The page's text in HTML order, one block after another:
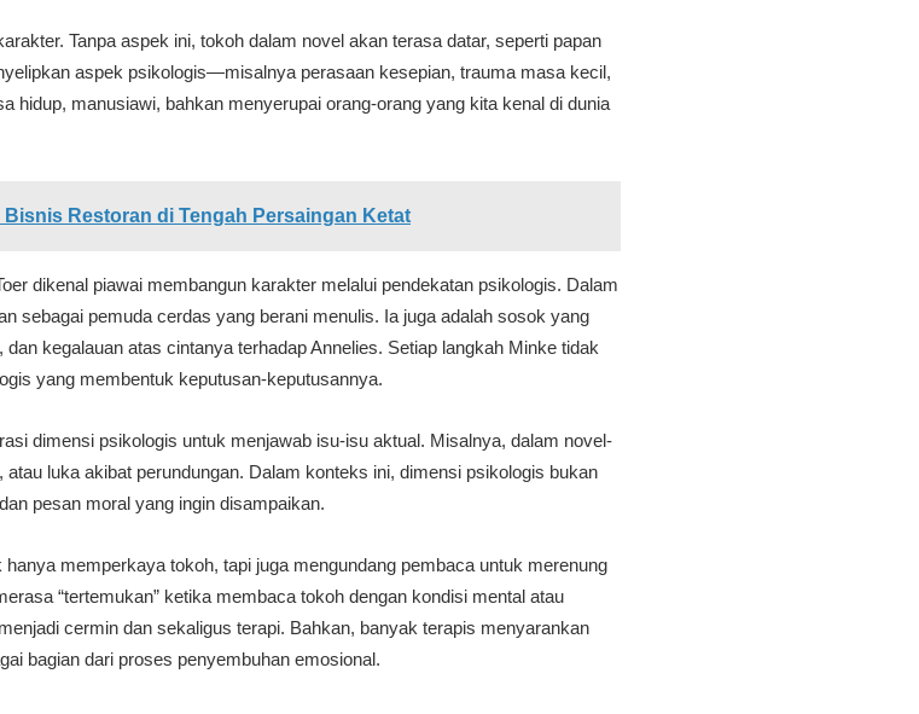
Tanpa aspek ini, tokoh dalam novel akan terasa datar, seperti papan
aspek psikologis—misalnya perasaan kesepian, trauma masa kecil,
manusiawi, bahkan menyerupai orang-orang yang kita kenal di dunia
Restoran di Tengah Persaingan Ketat
dikenal piawai membangun karakter melalui pendekatan psikologis. Dalam
sebagai pemuda cerdas yang berani menulis. Ia juga adalah sosok yang
kegalauan atas cintanya terhadap Annelies. Setiap langkah Minke tidak
yang membentuk keputusan-keputusannya.
dimensi psikologis untuk menjawab isu-isu aktual. Misalnya, dalam novel-
luka akibat perundungan. Dalam konteks ini, dimensi psikologis bukan
pesan moral yang ingin disampaikan.
memperkaya tokoh, tapi juga mengundang pembaca untuk merenung
“tertemukan” ketika membaca tokoh dengan kondisi mental atau
cermin dan sekaligus terapi. Bahkan, banyak terapis menyarankan
bagian dari proses penyembuhan emosional.